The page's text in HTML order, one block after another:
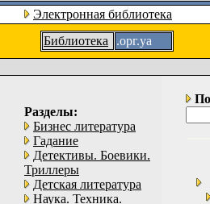
Электронная библиотека
Библиотека
.орг.уа
Разделы:
Бизнес литература
Гадание
Детективы. Боевики.
Триллеры
Детская литература
Наука. Техника.